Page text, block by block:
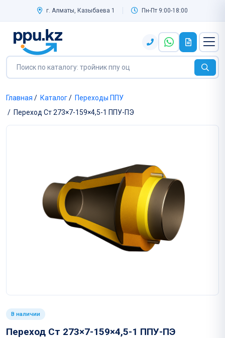
г. Алматы, Казыбаева 1 Пн-Пт 9:00-18:00
Главная / Каталог/ Переходы ППУ
/ Переход Ст 273×7-159×4,5-1 ППУ-ПЭ
В наличии
Переход Ст 273×7-159×4,5-1 ППУ-ПЭ